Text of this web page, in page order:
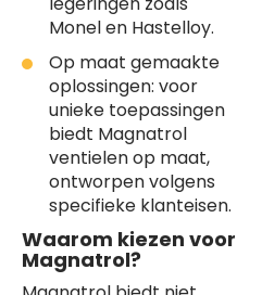
Monel en Hastelloy.
Op maat gemaakte
oplossingen: voor
unieke toepassingen
biedt Magnatrol
ventielen op maat,
ontworpen volgens
specifieke klanteisen.
Waarom kiezen voor
Magnatrol?